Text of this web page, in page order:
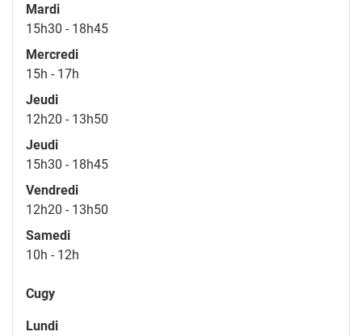
Mardi
15h30 - 18h45
Mercredi
15h - 17h
Jeudi
12h20 - 13h50
Jeudi
15h30 - 18h45
Vendredi
12h20 - 13h50
Samedi
10h - 12h
Cugy
Lundi